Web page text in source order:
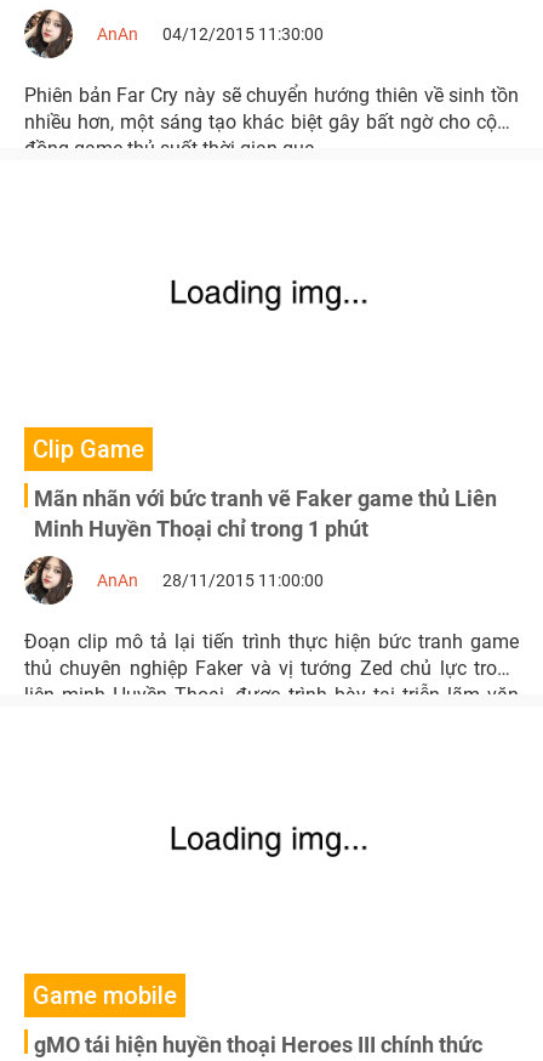
AnAn 04/12/2015 11:30:00
Phiên bản Far Cry này sẽ chuyển hướng thiên về sinh tồn
nhiều hơn, một sáng tạo khác biệt gây bất ngờ cho cộng
đồng game thủ suốt thời gian qua
Clip Game
Mãn nhãn với bức tranh vẽ Faker game thủ Liên
Minh Huyền Thoại chỉ trong 1 phút
AnAn 28/11/2015 11:00:00
Đoạn clip mô tả lại tiến trình thực hiện bức tranh game
thủ chuyên nghiệp Faker và vị tướng Zed chủ lực trong
liên minh Huyền Thoại, được trình bày tại triễn lãm văn
Game mobile
gMO tái hiện huyền thoại Heroes III chính thức